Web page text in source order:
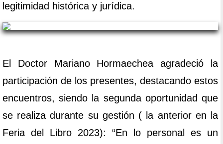
legitimidad histórica y jurídica.
El Doctor Mariano Hormaechea agradeció la
participación de los presentes, destacando estos
encuentros, siendo la segunda oportunidad que
se realiza durante su gestión ( la anterior en la
Feria del Libro 2023): “En lo personal es un